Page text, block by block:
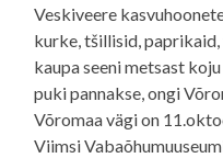
Veskiveere
kurke, tšillisid,
kaupa seeni metsast
puki pannakse, ongi
Võromaa vägi on
Viimsi